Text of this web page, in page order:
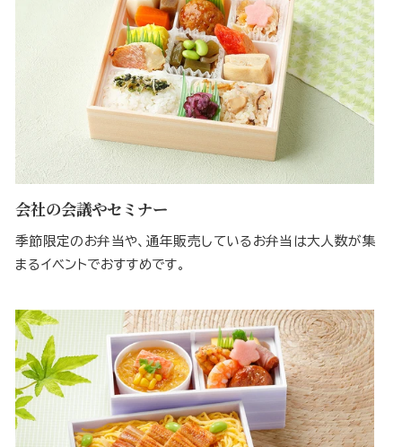
会社の会議やセミナー
季節限定のお弁当や、通年販売しているお弁当は大人数が集
まるイベントでおすすめです。